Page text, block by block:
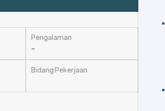
Pengalaman
–
Bidang Pekerjaan